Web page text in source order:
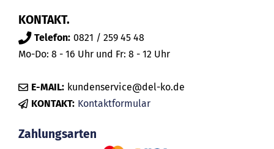
KONTAKT.
Telefon: 0821 / 259 45 48
Mo-Do: 8 - 16 Uhr und Fr: 8 - 12 Uhr
E-MAIL: kundenservice@del-ko.de
KONTAKT: Kontaktformular
Zahlungsarten